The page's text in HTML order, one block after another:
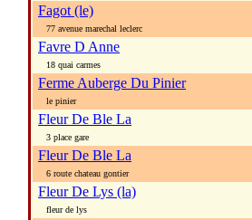
Fagot (le)
77 avenue marechal leclerc
Favre D Anne
18 quai carmes
Ferme Auberge Du Pinier
le pinier
Fleur De Ble La
3 place gare
Fleur De Ble La
6 route chateau gontier
Fleur De Lys (la)
fleur de lys